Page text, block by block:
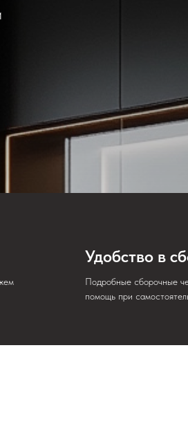
Удобство в
Подробные сборочные
помощь при